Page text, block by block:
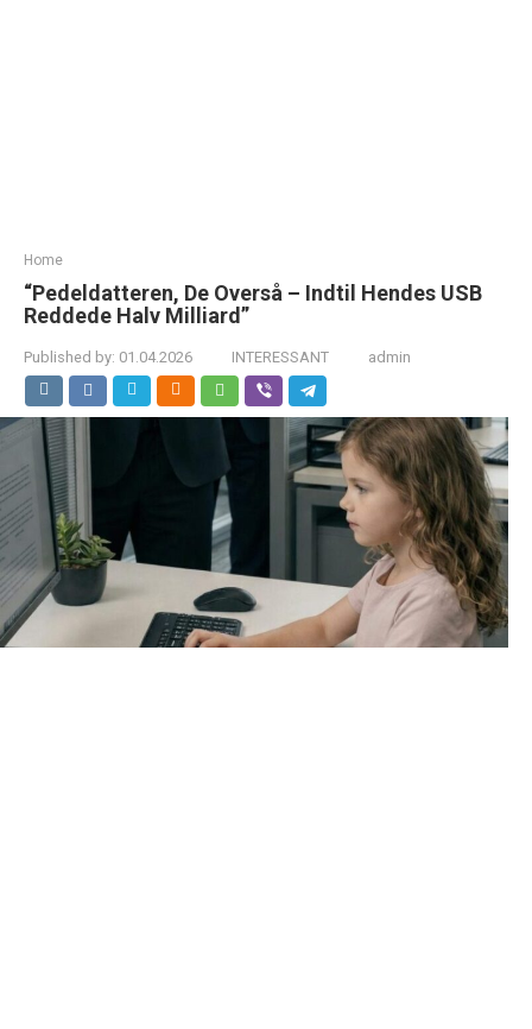
Home
“Pedeldatteren, De Overså – Indtil Hendes USB
Reddede Halv Milliard”
Published by: 01.04.2026 INTERESSANT admin